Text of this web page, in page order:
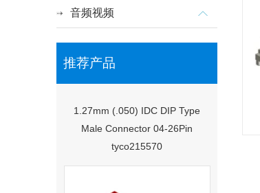
音频视频
推荐产品
Male Connector 04-26Pin
tyco215570